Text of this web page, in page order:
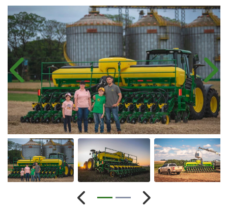
Preparada para entregar o que você precisa!
As Plantadeiras Série 1200 possuem diferentes configurações,
que possibilitam customizá-las de acordo com suas
preferências. Possuem dois opcionais de tecnologia de
dosagem de sementes: Dosadores Mecânicos e Dosadores
MaxEmerge™ 5. Além disso, contam com três opcionais de
reservatórios de sementes: a Caixa Centra de Sementes (CCS),
as Caixas Longitudinais de Sementes (CLS) e as Caixas
Individuais de Sementes.